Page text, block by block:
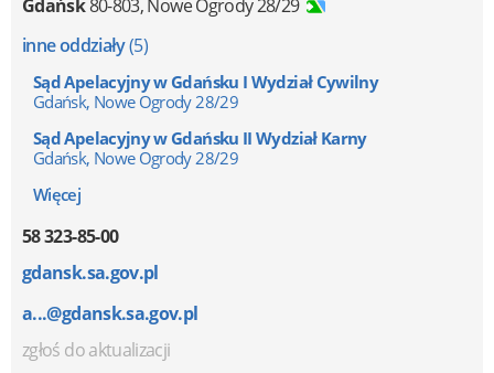
Gdańsk80-803,Nowe Ogrody 28/29
inne oddziały(5)
Sąd Apelacyjny w Gdańsku I Wydział Cywilny
Gdańsk, Nowe Ogrody 28/29
Sąd Apelacyjny w Gdańsku II Wydział Karny
Gdańsk, Nowe Ogrody 28/29
Więcej
58 323-85-00
gdansk.sa.gov.pl
a...@gdansk.sa.gov.pl
zgłoś do aktualizacji